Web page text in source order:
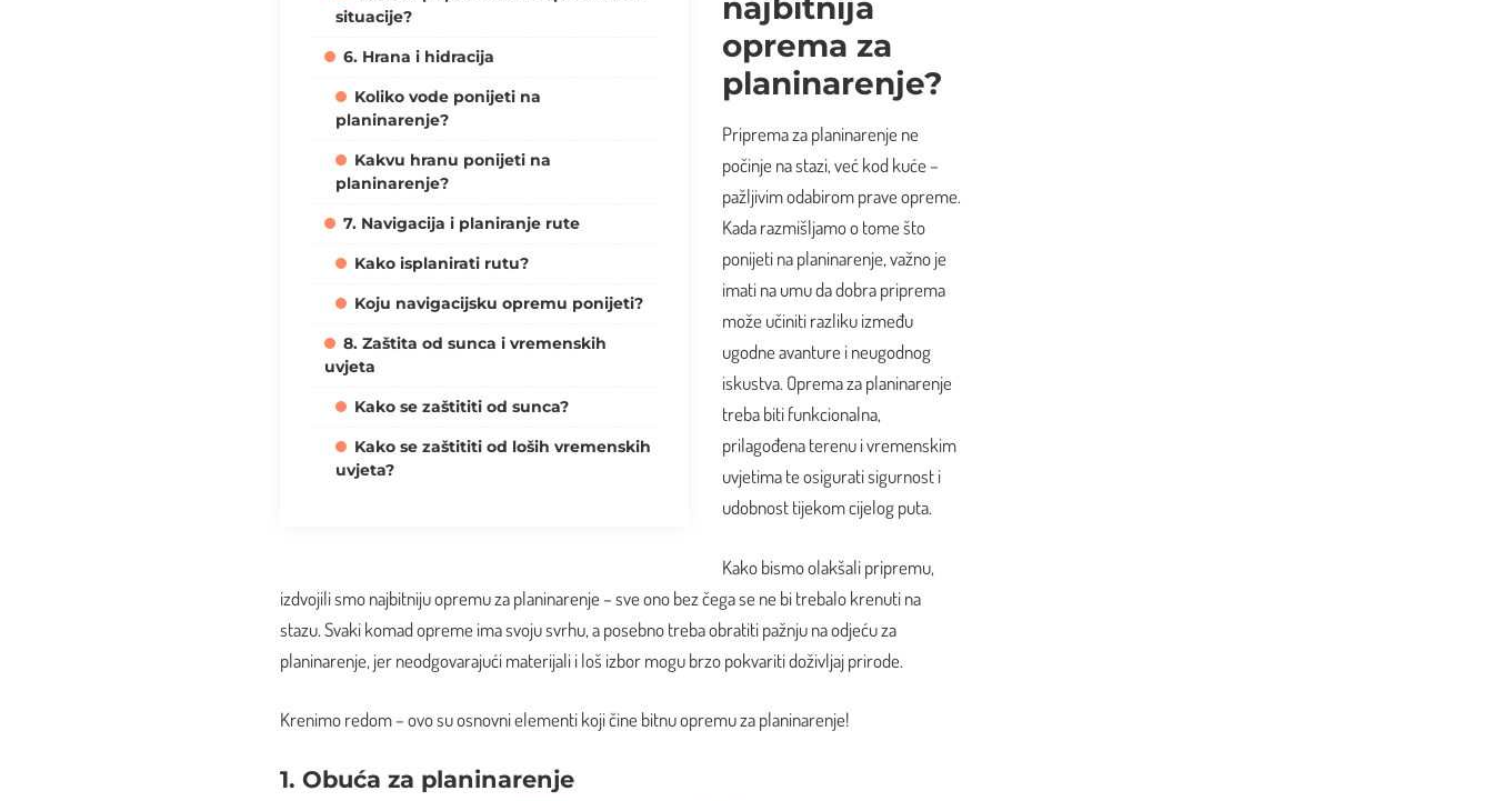
situacije?
6. Hrana i hidracija
Koliko vode ponijeti na
planinarenje?
Kakvu hranu ponijeti na
planinarenje?
7. Navigacija i planiranje rute
Kako isplanirati rutu?
Koju navigacijsku opremu ponijeti?
8. Zaštita od sunca i vremenskih
uvjeta
Kako se zaštititi od sunca?
Kako se zaštititi od loših vremenskih
uvjeta?
najbitnija
oprema za
planinarenje?
Priprema za planinarenje ne
počinje na stazi, već kod kuće –
pažljivim odabirom prave opreme.
Kada razmišljamo o tome što
ponijeti na planinarenje, važno je
imati na umu da dobra priprema
može učiniti razliku između
ugodne avanture i neugodnog
iskustva. Oprema za planinarenje
treba biti funkcionalna,
prilagođena terenui vremenskim
uvjetima te osigurati sigurnost i
udobnost tijekom cijelog puta.
Kako bismo olakšali pripremu,
izdvojili smo najbitniju opremu za planinarenje – sve ono bez čega se ne bi trebalo krenuti na
stazu. Svaki komad opreme ima svoju svrhu, a posebno treba obratiti pažnju na odjeću za
planinarenje, jer neodgovarajući materijali i loš izbor mogu brzo pokvariti doživljaj prirode.
Krenimo redom – ovo su osnovni elementi koji čine bitnu opremu za planinarenje!
1. Obuća za planinarenje